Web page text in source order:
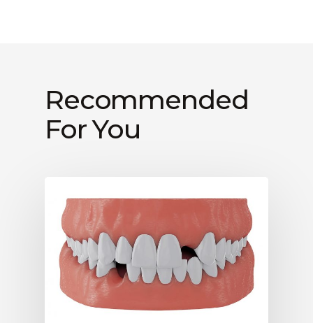
Recommended
For You